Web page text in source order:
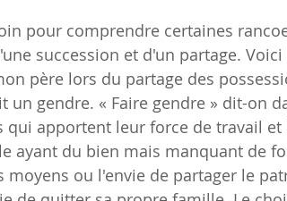
pour comprendre certaines
succession et d'un partage.
père lors du partage des
un gendre. « Faire gendre » dit-on
qui apportent leur force de travail
ayant du bien mais manquant de
moyens ou l'envie de partager le